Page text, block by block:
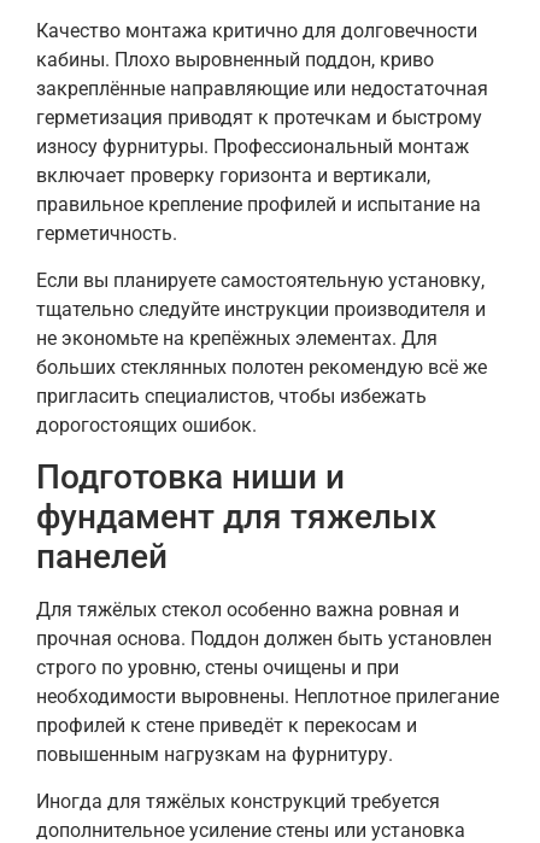
Качество монтажа критично для долговечности
кабины. Плохо выровненный поддон, криво
закреплённые направляющие или недостаточная
герметизация приводят к протечкам и быстрому
износу фурнитуры. Профессиональный монтаж
включает проверку горизонта и вертикали,
правильное крепление профилей и испытание на
герметичность.
Если вы планируете самостоятельную установку,
тщательно следуйте инструкции производителя и
не экономьте на крепёжных элементах. Для
больших стеклянных полотен рекомендую всё же
пригласить специалистов, чтобы избежать
дорогостоящих ошибок.
Подготовка ниши и
фундамент для тяжелых
панелей
Для тяжёлых стекол особенно важна ровная и
прочная основа. Поддон должен быть установлен
строго по уровню, стены очищены и при
необходимости выровнены. Неплотное прилегание
профилей к стене приведёт к перекосам и
повышенным нагрузкам на фурнитуру.
Иногда для тяжёлых конструкций требуется
дополнительное усиление стены или установка